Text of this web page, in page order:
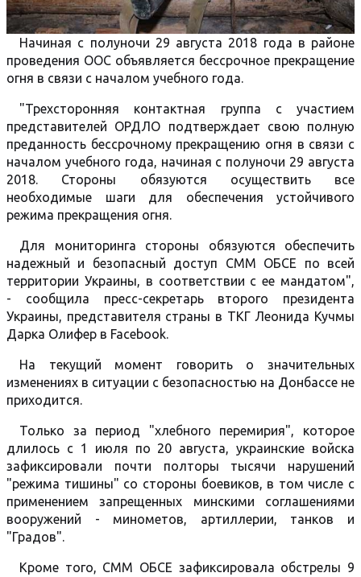
Начиная с полуночи 29 августа 2018 года в районе
проведения ООС объявляется бессрочное прекращение
огня в связи с началом учебного года.
"Трехсторонняя контактная группа с участием
представителей ОРДЛО подтверждает свою полную
преданность бессрочному прекращению огня в связи с
началом учебного года, начиная с полуночи 29 августа
2018. Стороны обязуются осуществить все
необходимые шаги для обеспечения устойчивого
режима прекращения огня.
Для мониторинга стороны обязуются обеспечить
надежный и безопасный доступ СММ ОБСЕ по всей
территории Украины, в соответствии с ее мандатом",
- сообщила пресс-секретарь второго президента
Украины, представителя страны в ТКГ Леонида Кучмы
Дарка Олифер в Facebook.
На текущий момент говорить о значительных
изменениях в ситуации с безопасностью на Донбассе не
приходится.
Только за период "хлебного перемирия", которое
длилось с 1 июля по 20 августа, украинские войска
зафиксировали почти полторы тысячи нарушений
"режима тишины" со стороны боевиков, в том числе с
применением запрещенных минскими соглашениями
вооружений - минометов, артиллерии, танков и
"Градов".
Кроме того, СММ ОБСЕ зафиксировала обстрелы 9